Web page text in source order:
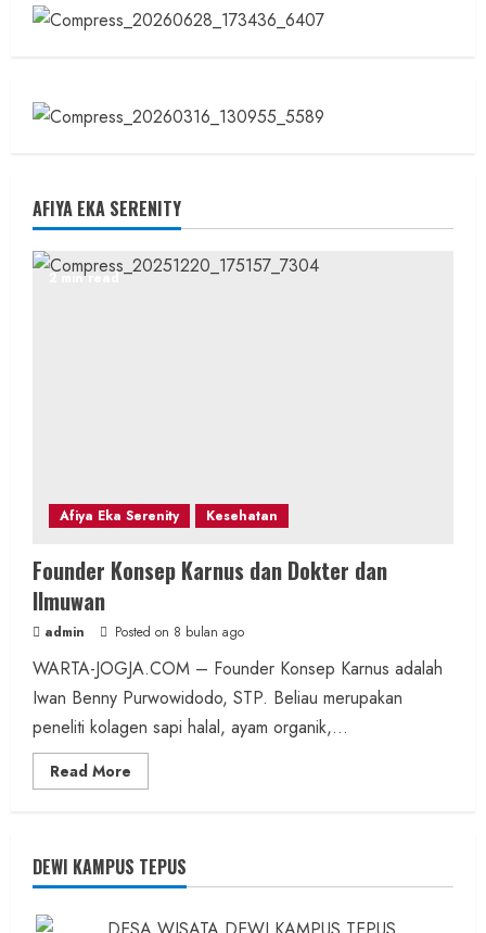
AFIYA EKA SERENITY
2 min read
Afiya Eka Serenity Kesehatan
Founder Konsep Karnus dan Dokter dan
Ilmuwan
admin Posted on 8 bulan ago
WARTA-JOGJA.COM – Founder Konsep Karnus adalah
Iwan Benny Purwowidodo, STP. Beliau merupakan
peneliti kolagen sapi halal, ayam organik,...
Read More
more
dan
Dokter
dan
DEWI KAMPUS TEPUS